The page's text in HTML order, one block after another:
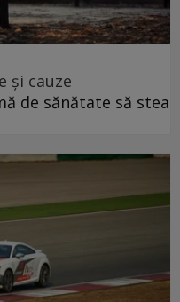
și cauze
de sănătate să stea